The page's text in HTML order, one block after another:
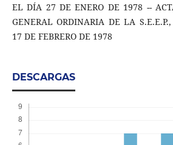
EL DÍA 27 DE ENERO DE 1978 --
GENERAL ORDINARIA DE LA
17 DE FEBRERO DE 1978
DESCARGAS